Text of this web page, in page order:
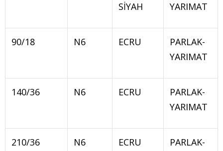
SİYAH
YARIMAT
90/18 N6 ECRU
PARLAK-
YARIMAT
140/36 N6 ECRU
PARLAK-
YARIMAT
210/36 N6 ECRU PARLAK-